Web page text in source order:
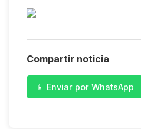
Compartir noticia
📱 Enviar por WhatsApp